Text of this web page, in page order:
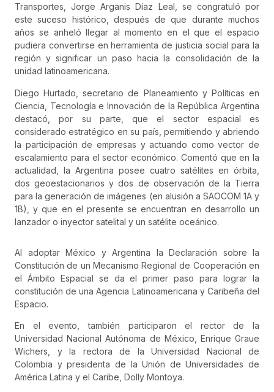
Transportes, Jorge Arganis Díaz Leal, se congratuló por
este suceso histórico, después de que durante muchos
años se anheló llegar al momento en el que el espacio
pudiera convertirse en herramienta de justicia social para la
región y significar un paso hacia la consolidación de la
unidad latinoamericana.
Diego Hurtado, secretario de Planeamiento y Políticas en
Ciencia, Tecnología e Innovación de la República Argentina
destacó, por su parte, que el sector espacial es
considerado estratégico en su país, permitiendo y abriendo
la participación de empresas y actuando como vector de
escalamiento para el sector económico. Comentó que en la
actualidad, la Argentina posee cuatro satélites en órbita,
dos geoestacionarios y dos de observación de la Tierra
para la generación de imágenes (en alusión a SAOCOM 1A y
1B), y que en el presente se encuentran en desarrollo un
lanzador o inyector satelital y un satélite oceánico.
Al adoptar México y Argentina la Declaración sobre la
Constitución de un Mecanismo Regional de Cooperación en
el Ámbito Espacial se da el primer paso para lograr la
constitución de una Agencia Latinoamericana y Caribeña del
Espacio.
En el evento, también participaron el rector de la
Universidad Nacional Autónoma de México, Enrique Graue
Wichers, y la rectora de la Universidad Nacional de
Colombia y presidenta de la Unión de Universidades de
América Latina y el Caribe, Dolly Montoya.